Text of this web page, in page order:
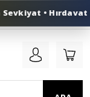
0 (553) 324 41 50
• Hırdavat